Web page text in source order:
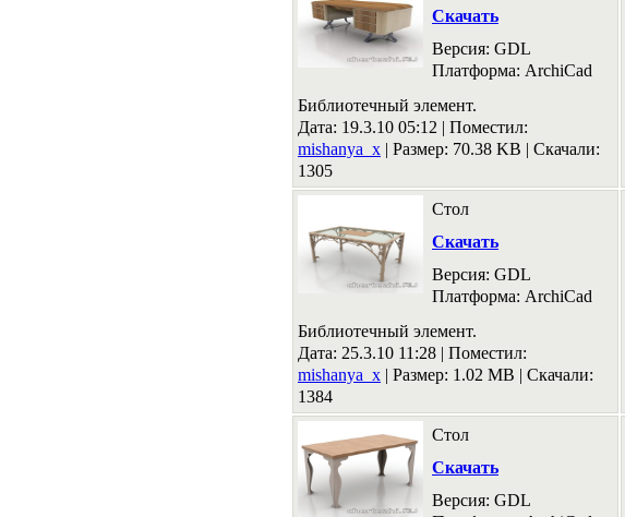
Скачать
Версия: GDL
Платформа: ArchiCad
Библиотечный элемент.
Дата: 19.3.10 05:12 | Поместил:
mishanya_x | Размер: 70.38 KB | Скачали:
1305
Стол
Скачать
Версия: GDL
Платформа: ArchiCad
Библиотечный элемент.
Дата: 25.3.10 11:28 | Поместил:
mishanya_x | Размер: 1.02 MB | Скачали:
1384
Стол
Скачать
Версия: GDL